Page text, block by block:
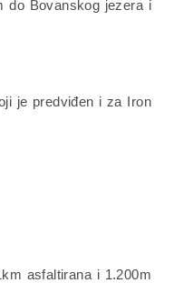
do Bovanskog jezera i
je predviđen i za Iron
asfaltirana i 1.200m